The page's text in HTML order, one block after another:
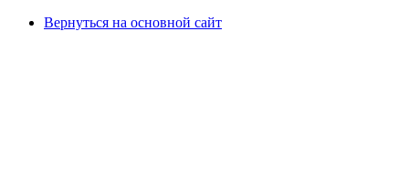
Вернуться на основной сайт